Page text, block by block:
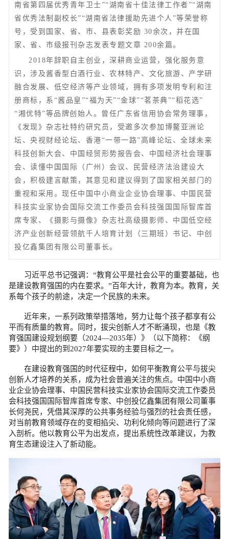
南省第四届优秀青年卫士”“湖南省十佳法律工作者”“湖南
省优秀法制副校长”“湖南省法律援助先进个人”等荣誉称
号，受到国家、省、市、县表彰奖励 30余次，并在国
家、省、市级报刊杂志发表专题文章 200余篇。
2018年辞职自主创业，深耕商业运营，强化服务意
识，涉及酱香型白酒行业、农林特产、文化旅游、产学研
融合发展、低空经济等产业领域，拥有多项发明专利和注
册商标，系“酱品皇”“福为天”“金球”“茗茶典”“稻花选”
“湘优特”等品牌创始人。曾任广东省信用协会常务理事，
《发现》杂志社特约研究员，受邀多次参加博鳌亚洲论
坛、央视财经论坛、香港“一带一路”高峰论坛、全球未来
科技创新大会、中国经贸形势报告会、中国经济社会理事
会、读懂中国国际（广州）会议、民营经济法治建设大
会，积极建言献策，其意见和建议得到了国家相关部门的
重视和采用。现任中国中小商业企业协会理事、中国民营
科技实业家协会国际交流工作委员会科技强国国际智库首
席专家、《摄影与摄像》杂志社高级摄影师、中国低空经
济产业创新经营领航千人培育计划（三期班）书记、中创
投亿鑫集团有限公司董事长。
习近平总书记强调：“教育公平是社会公平的重要基础，也
是建设教育强国的内在要求。”百年大计，教育为本。教育，关
系每个孩子的前途，决定一个民族的未来。
近年来，一系列政策举措落地，努力让每个孩子都享有公
平而有质量的教育。同时，拔尖创新人才不断涌现，也是《教
育强国建设规划纲要（2024—2035年）》（以下简称：《纲
要》）中提出的到2027年要实现的主要目标之一。
在建设教育强国的时代征程中，如何平衡教育公平与拔尖
创新人才培养的关系，成为社会普遍关注的焦点。中国中小商
业企业协会理事、中国民营科技实业家协会国际交流工作委员
会科技强国国际智库首席专家、中创投亿鑫集团有限公司董事
长何尧民，凭借其深厚的公共事务经验与强烈的社会责任感，
对当前教育领域存在的变相掐尖、功利化倾向等问题进行了深
入剖析。他以教育公平为出发点，提出系统性改革建议，为教
育生态建设注入了新动能。